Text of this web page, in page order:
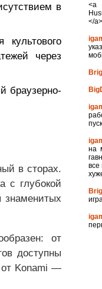
в
через
браузерно-
в сторах.
с глубокой
знаменитых
от
доступны
от Konami —
<a
</a>
на